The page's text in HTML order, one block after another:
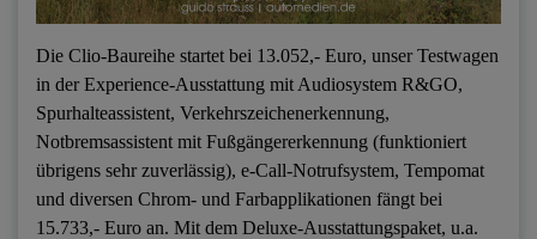
Die Clio-Baureihe startet bei 13.052,- Euro, unser Testwagen
in der Experience-Ausstattung mit Audiosystem R&GO,
Spurhalteassistent, Verkehrszeichenerkennung,
Notbremsassistent mit Fußgängererkennung (funktioniert
übrigens sehr zuverlässig), e-Call-Notrufsystem, Tempomat
und diversen Chrom- und Farbapplikationen fängt bei
15.733,- Euro an. Mit dem Deluxe-Ausstattungspaket, u.a.